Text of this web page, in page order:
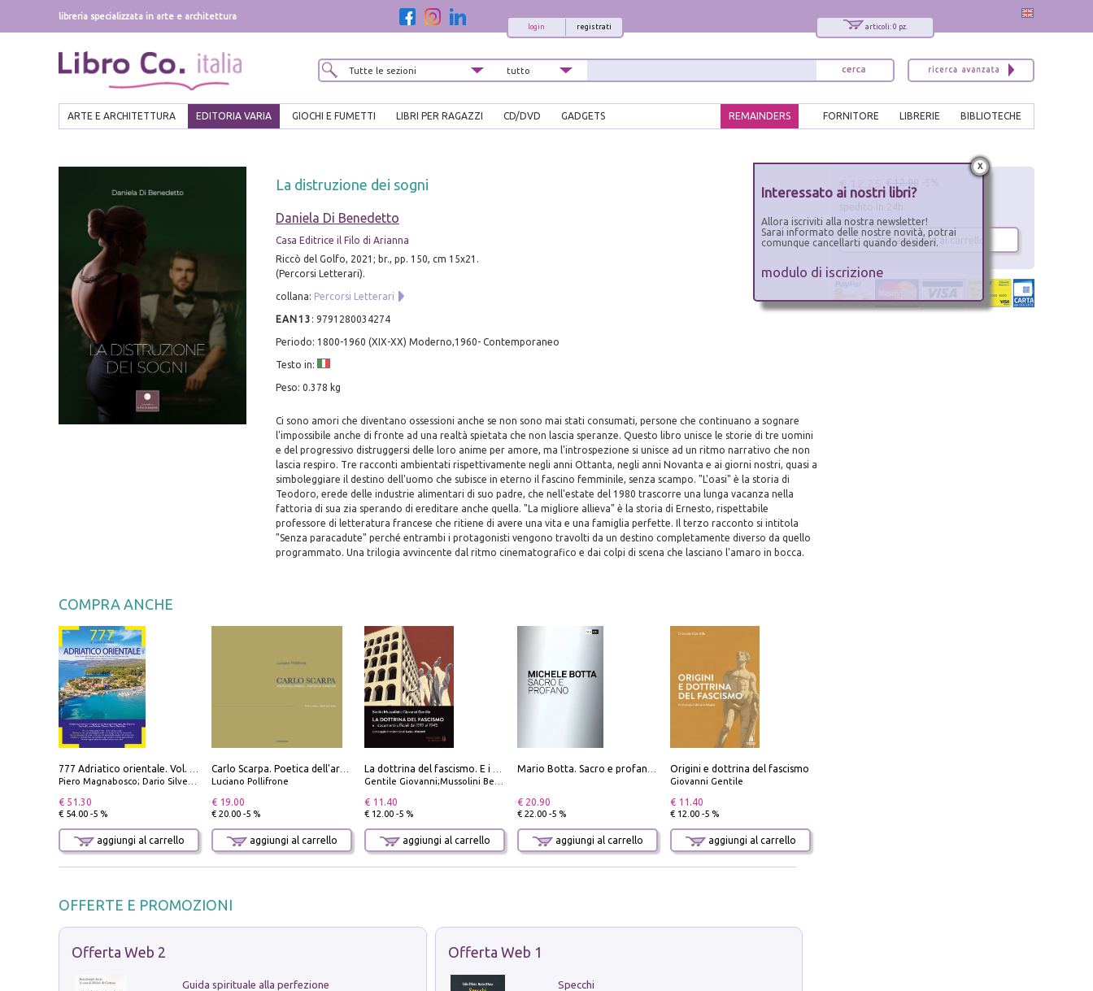
libreria specializzata in arte e architettura
articoli: 0 pz.
registrati
login
ARTE E ARCHITETTURA EDITORIA VARIA GIOCHI E FUMETTI LIBRI PER RAGAZZI CD/DVD GADGETS BIBLIOTECHE
LIBRERIE
FORNITORE
REMAINDERS
La distruzione dei sogni
Daniela Di Benedetto
Casa Editrice il Filo di Arianna
Riccò del Golfo, 2021; br., pp. 150, cm 15x21.
(Percorsi Letterari).
collana: Percorsi Letterari
EAN13 : 9791280034274
Periodo: 1800-1960 (XIX-XX) Moderno,1960- Contemporaneo
Testo in:
Peso: 0.378 kg
Ci sono amori che diventano ossessioni anche se non sono mai stati consumati, persone che continuano a sognare
l'impossibile anche di fronte ad una realtà spietata che non lascia speranze. Questo libro unisce le storie di tre uomini
e del progressivo distruggersi delle loro anime per amore, ma l'introspezione si unisce ad un ritmo narrativo che non
lascia respiro. Tre racconti ambientati rispettivamente negli anni Ottanta, negli anni Novanta e ai giorni nostri, quasi a
simboleggiare il destino dell'uomo che subisce in eterno il fascino femminile, senza scampo. "L'oasi" è la storia di
Teodoro, erede delle industrie alimentari di suo padre, che nell'estate del 1980 trascorre una lunga vacanza nella
fattoria di sua zia sperando di ereditare anche quella. "La migliore allieva" è la storia di Ernesto, rispettabile
professore di letteratura francese che ritiene di avere una vita e una famiglia perfette. Il terzo racconto si intitola
"Senza paracadute" perché entrambi i protagonisti vengono travolti da un destino completamente diverso da quello
programmato. Una trilogia avvincente dal ritmo cinematografico e dai colpi di scena che lasciano l'amaro in bocca.
COMPRA ANCHE
Piero Magnabosco; Dario Silvestro; Marco Sbrizzi
€ 51.30
€ 54.00 -5 %
aggiungi al carrello
Luciano Pollifrone
€ 19.00
€ 20.00 -5 %
aggiungi al carrello
Gentile Giovanni;Mussolini Benito
€ 11.40
€ 12.00 -5 %
aggiungi al carrello
€ 20.90
€ 22.00 -5 %
aggiungi al carrello
Origini e dottrina del fascismo
Giovanni Gentile
€ 11.40
€ 12.00 -5 %
aggiungi al carrello
OFFERTE E PROMOZIONI
Offerta Web 2
Guida spirituale alla perfezione
Offerta Web 1
Specchi
€ 12.25
aggiungi al carrello
x
Interessato ai nostri libri?
Allora iscriviti alla nostra newsletter!
Sarai informato delle nostre novità, potrai
comunque cancellarti quando desideri.
modulo di iscrizione